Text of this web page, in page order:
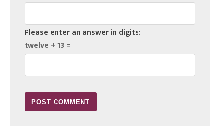
Please enter an answer in digits:
twelve + 13 =